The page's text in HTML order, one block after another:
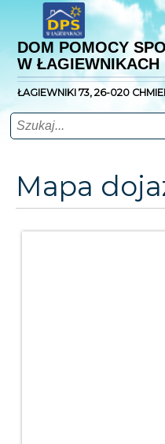
DOM POMOCY
W ŁAGIEWNIKACH
ŁAGIEWNIKI 73, 26-020
Mapa